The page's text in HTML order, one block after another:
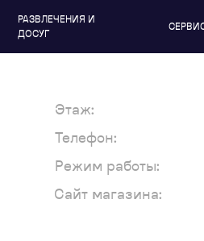
РАЗВЛЕЧЕНИЯ И
ДОСУГ
Сайт магазина:
Телефон:
Режим работы:
Этаж: